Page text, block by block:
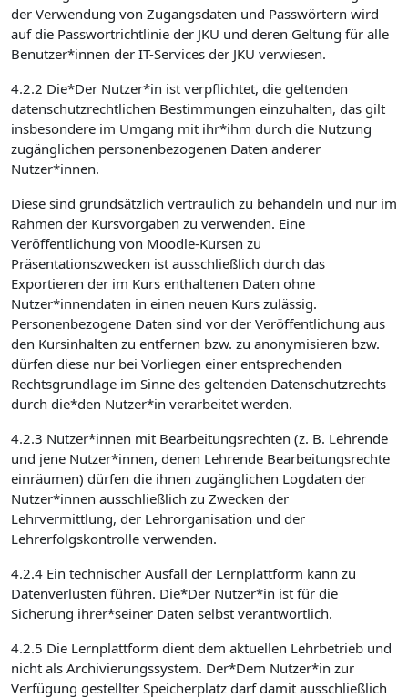
der Verwendung von Zugangsdaten und Passwörtern wird
auf die Passwortrichtlinie der JKU und deren Geltung für alle
Benutzer*innen der IT-Services der JKU verwiesen.
4.2.2 Die*Der Nutzer*in ist verpflichtet, die geltenden
datenschutzrechtlichen Bestimmungen einzuhalten, das gilt
insbesondere im Umgang mit ihr*ihm durch die Nutzung
zugänglichen personenbezogenen Daten anderer
Nutzer*innen.
Diese sind grundsätzlich vertraulich zu behandeln und nur im
Rahmen der Kursvorgaben zu verwenden. Eine
Veröffentlichung von Moodle-Kursen zu
Präsentationszwecken ist ausschließlich durch das
Exportieren der im Kurs enthaltenen Daten ohne
Nutzer*innendaten in einen neuen Kurs zulässig.
Personenbezogene Daten sind vor der Veröffentlichung aus
den Kursinhalten zu entfernen bzw. zu anonymisieren bzw.
dürfen diese nur bei Vorliegen einer entsprechenden
Rechtsgrundlage im Sinne des geltenden Datenschutzrechts
durch die*den Nutzer*in verarbeitet werden.
4.2.3 Nutzer*innen mit Bearbeitungsrechten (z. B. Lehrende
und jene Nutzer*innen, denen Lehrende Bearbeitungsrechte
einräumen) dürfen die ihnen zugänglichen Logdaten der
Nutzer*innen ausschließlich zu Zwecken der
Lehrvermittlung, der Lehrorganisation und der
Lehrerfolgskontrolle verwenden.
4.2.4 Ein technischer Ausfall der Lernplattform kann zu
Datenverlusten führen. Die*Der Nutzer*in ist für die
Sicherung ihrer*seiner Daten selbst verantwortlich.
4.2.5 Die Lernplattform dient dem aktuellen Lehrbetrieb und
nicht als Archivierungssystem. Der*Dem Nutzer*in zur
Verfügung gestellter Speicherplatz darf damit ausschließlich